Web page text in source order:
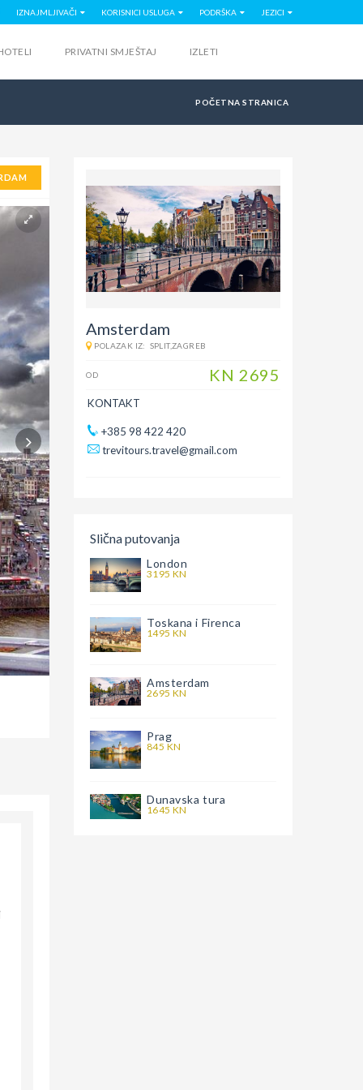
IZNAJMLJIVAČI KORISNICI USLUGA PODRŠKA JEZICI
PRIVATNI SMJEŠTAJ IZLETI
POČETNA STRANICA
Amsterdam
POLAZAK IZ: SPLIT,ZAGREB
OD KN 2695
KONTAKT
+385 98 422 420
trevitours.travel@gmail.com
Slična putovanja
London
3195 KN
Toskana i Firenca
1495 KN
Amsterdam
2695 KN
Prag
845 KN
Dunavska tura
1645 KN